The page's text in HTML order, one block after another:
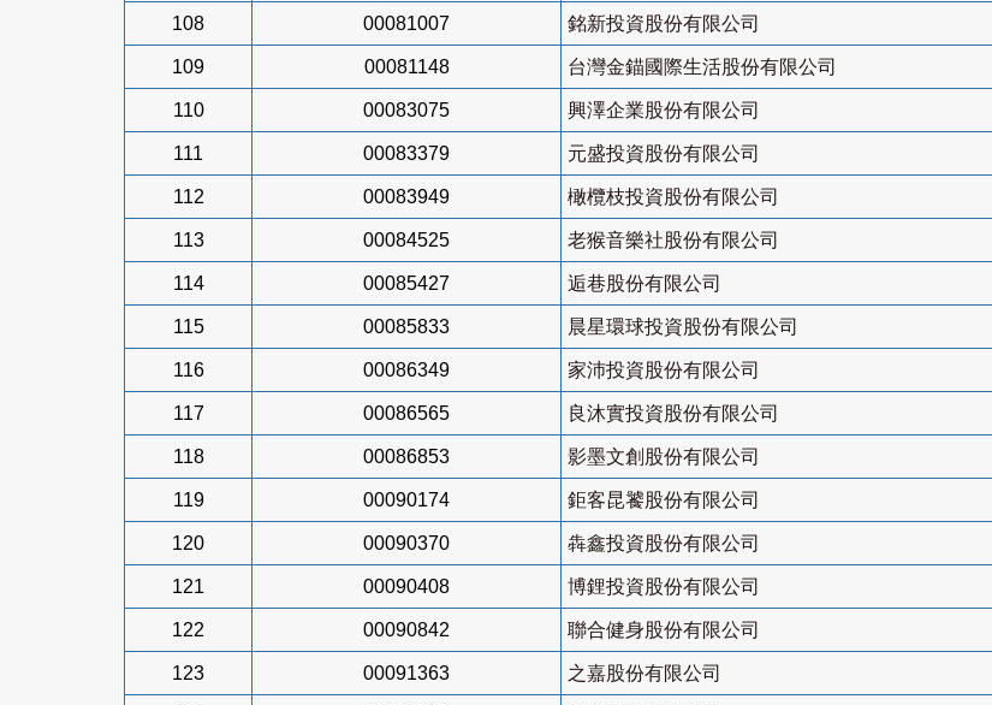
108 00081007 銘新投資股份有限公司
109 00081148 台灣金錨國際生活股份有限公司
110 00083075 興澤企業股份有限公司
111 00083379 元盛投資股份有限公司
112 00083949 橄欖枝投資股份有限公司
113 00084525 老猴音樂社股份有限公司
114 00085427 逅巷股份有限公司
115 00085833 晨星環球投資股份有限公司
116 00086349 家沛投資股份有限公司
117 00086565 良沐實投資股份有限公司
118 00086853 影墨文創股份有限公司
119 00090174 鉅客昆饕股份有限公司
120 00090370 犇鑫投資股份有限公司
121 00090408 博鋰投資股份有限公司
122 00090842 聯合健身股份有限公司
123 00091363 之嘉股份有限公司